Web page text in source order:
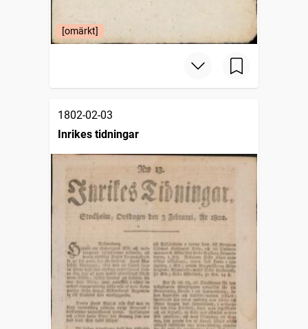
[omärkt]
1802-02-03
Inrikes tidningar